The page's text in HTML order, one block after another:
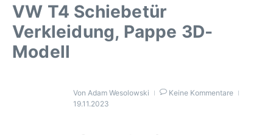
VW T4 Schiebetür
Verkleidung, Pappe 3D-
Modell
Von Adam Wesolowski
Keine Kommentare
19.11.2023